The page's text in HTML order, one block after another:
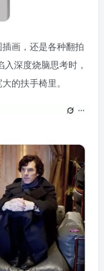
画，还是各种翻拍
深度烧脑思考时，
的扶手椅里。